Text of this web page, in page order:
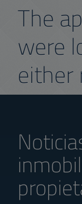
The
were
either